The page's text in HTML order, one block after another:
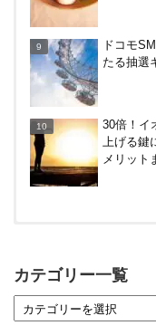
ドコモ
たる抽選
30倍！イ
上げる
メリット
【2倍増
カテゴリー一覧